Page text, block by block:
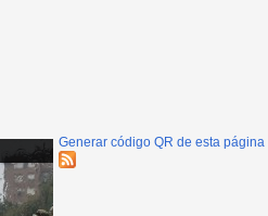
Generar código QR de esta página